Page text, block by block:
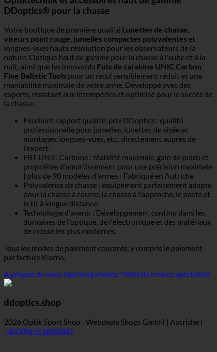
DDoptics® pour la chasse
Votre boutique de première qualité Lunettes de chasse,
viseurs point rouge, jumelles compactes polyvalentes et
longues-vues haute résolution pour les observateurs de la
nature. Optique haut de gamme pour la chasse à l'aube et à la
nuit, ainsi que les innovants Futs de carabine UNIC Carbon
Fine Ballistic Tools pour un recul sensiblement réduit et une
maniabilité maximale de votre arme. Développé avec des
experts, résistant aux intempéries et optimisé pour le succès de
la chasse.
Excellent rapport qualité-prix DDoptics : qualité
professionnelle pour jumelles, lunettes de visée et
montages, longues-vues, etc., directement auprès de
l'expert.
FBT UNIC Carbone : Stabilité maximale, gain de poids et
propriétés d'amortissement pour une précision maximale
| plus de 90 modèles d'armes | Fabriqué en Autriche
Polyvalence de chasse : équipement parfaitement adapté
pour la chasse à courre, la chasse à l'approche, le poste et
le tir à longue distance.
Technologie d'avenir : Développement continu dans les
domaines de l'optique, de l'électronique et des matériaux
de crosse les plus modernes.
Tous les modes de paiement courants, y compris le paiement
par facture Klarna.
À propos de nousQuelles jumelles ?Wiki de termes spécialisés
ddoptics.shop
2026 Optik Sport Shop | Webdeals Shops GmbH | Autriche |
+43 (0)676 6882000